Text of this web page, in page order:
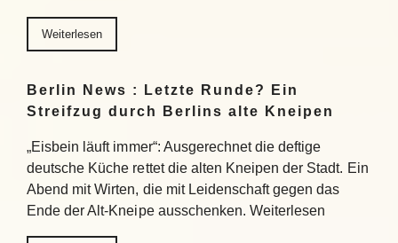
Weiterlesen
Berlin News : Letzte Runde? Ein
Streifzug durch Berlins alte Kneipen
„Eisbein läuft immer“: Ausgerechnet die deftige
deutsche Küche rettet die alten Kneipen der Stadt. Ein
Abend mit Wirten, die mit Leidenschaft gegen das
Ende der Alt-Kneipe ausschenken. Weiterlesen